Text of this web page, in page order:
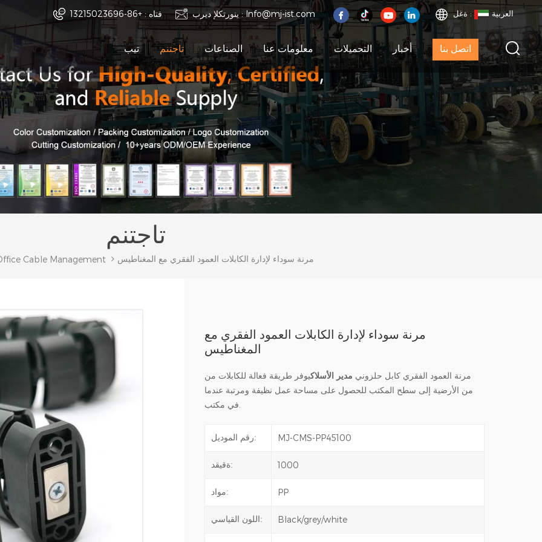
ةغل : العربية فتاه :+86-13215023696 ينورتكلإ ديرب :Info@mj-ist.com
تيب تاجتنم الصناعات معلومات عنا التحميلات أخبار اتصل بنا
تاجتنم
Cable Management مرنة سوداء لإدارة الكابلات العمود الفقري مع المغناطيس
مرنة سوداء لإدارة الكابلات العمود الفقري مع
المغناطيس
مرنة العمود الفقري كابل حلزوني مدير الأسلاكيوفر طريقة فعالة للكابلات من
من الأرضية إلى سطح المكتب للحصول على مساحة عمل نظيفة ومرتبة عندما
رقم الموديل: MJ-CMS-PP45100
ةقيقد: 1000
مواد: PP
اللون القياسي: Black/grey/white